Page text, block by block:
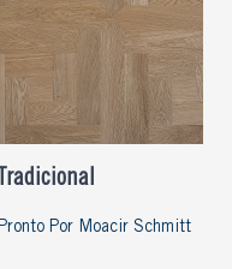
Por Moacir Schmitt